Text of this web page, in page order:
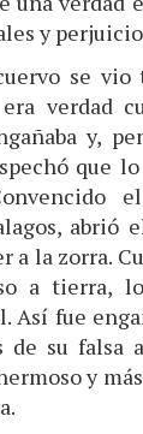
y
se
verdad
y,
que
abrió
a la zorra.
a tierra,
Así fue
de su falsa
y